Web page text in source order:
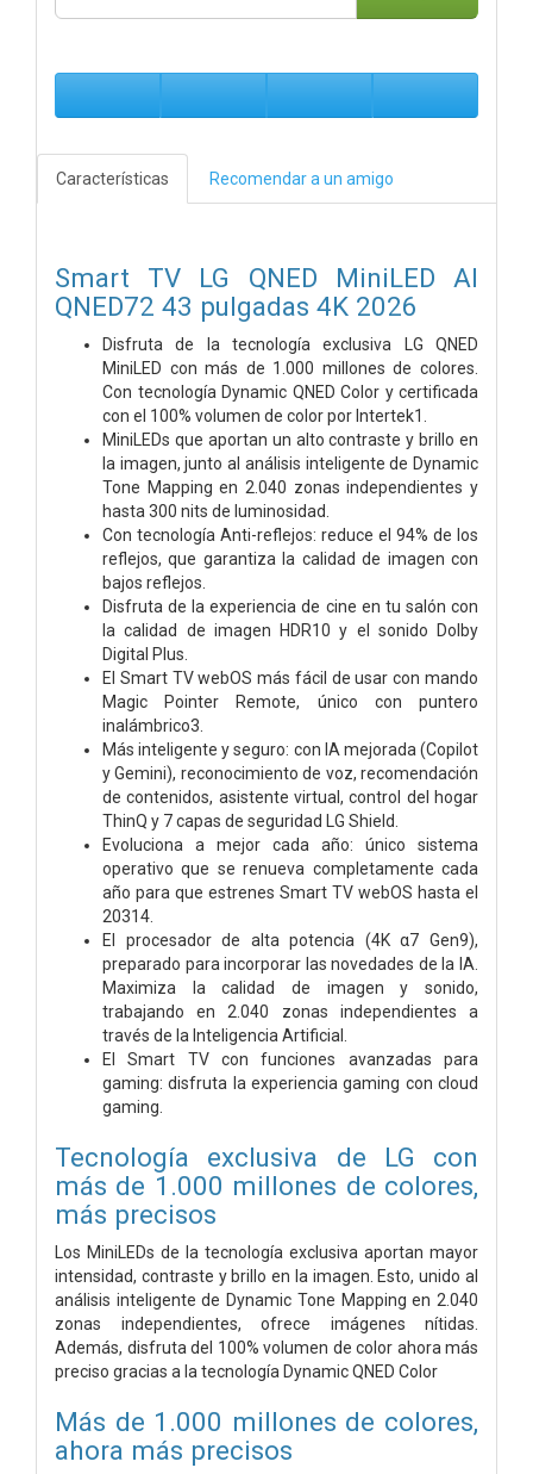
Características Recomendar a un amigo
Smart TV LG QNED MiniLED AI
QNED72 43 pulgadas 4K 2026
Disfruta de la tecnología exclusiva LG QNED
MiniLED con más de 1.000 millones de colores.
Con tecnología Dynamic QNED Color y certificada
con el 100% volumen de color por Intertek1.
MiniLEDs que aportan un alto contraste y brillo en
la imagen, junto al análisis inteligente de Dynamic
Tone Mapping en 2.040 zonas independientes y
hasta 300 nits de luminosidad.
Con tecnología Anti-reflejos: reduce el 94% de los
reflejos, que garantiza la calidad de imagen con
bajos reflejos.
Disfruta de la experiencia de cine en tu salón con
la calidad de imagen HDR10 y el sonido Dolby
Digital Plus.
El Smart TV webOS más fácil de usar con mando
Magic Pointer Remote, único con puntero
inalámbrico3.
Más inteligente y seguro: con IA mejorada (Copilot
y Gemini), reconocimiento de voz, recomendación
de contenidos, asistente virtual, control del hogar
ThinQ y 7 capas de seguridad LG Shield.
Evoluciona a mejor cada año: único sistema
operativo que se renueva completamente cada
año para que estrenes Smart TV webOS hasta el
20314.
El procesador de alta potencia (4K α7 Gen9),
preparado para incorporar las novedades de la IA.
Maximiza la calidad de imagen y sonido,
trabajando en 2.040 zonas independientes a
través de la Inteligencia Artificial.
El Smart TV con funciones avanzadas para
gaming: disfruta la experiencia gaming con cloud
gaming.
Tecnología exclusiva de LG con
más de 1.000 millones de colores,
más precisos
Los MiniLEDs de la tecnología exclusiva aportan mayor
intensidad, contraste y brillo en la imagen. Esto, unido al
análisis inteligente de Dynamic Tone Mapping en 2.040
zonas independientes, ofrece imágenes nítidas.
Además, disfruta del 100% volumen de color ahora más
preciso gracias a la tecnología Dynamic QNED Color
Más de 1.000 millones de colores,
ahora más precisos